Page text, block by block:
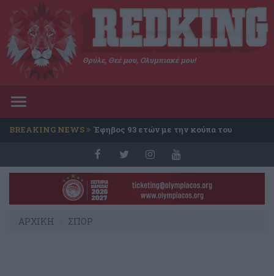
Θρύλε, Θεέ μου, Ολυμπιακέ μου!
Toggle
BREAKING NEWS Έφηβος 93 ετών με την κούπα του
ΑΡΧΙΚΗ ΣΠΟΡ